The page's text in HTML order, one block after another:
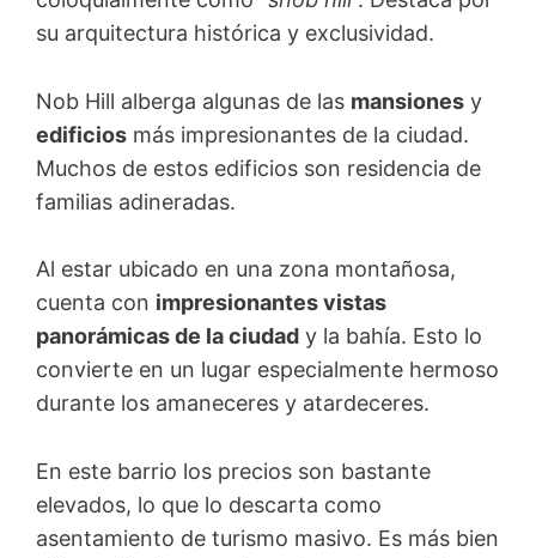
su arquitectura histórica y exclusividad.
Nob Hill alberga algunas de las mansiones y
edificios más impresionantes de la ciudad.
Muchos de estos edificios son residencia de
familias adineradas.
Al estar ubicado en una zona montañosa,
cuenta con impresionantes vistas
panorámicas de la ciudad y la bahía. Esto lo
convierte en un lugar especialmente hermoso
durante los amaneceres y atardeceres.
En este barrio los precios son bastante
elevados, lo que lo descarta como
asentamiento de turismo masivo. Es más bien